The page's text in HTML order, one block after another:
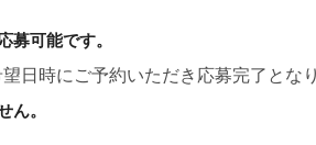
可能です。
日時にご予約いただき応募完了となり
ん。